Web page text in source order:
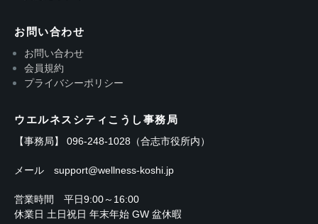
お問い合わせ
お問い合わせ
会員規約
プライバシーポリシー
ウエルネスシティこうし事務局
【事務局】 096-248-1028（合志市役所内）
メール support@wellness-koshi.jp
営業時間 平日9:00～16:00
休業日 土日祝日 年末年始 GW 盆休暇